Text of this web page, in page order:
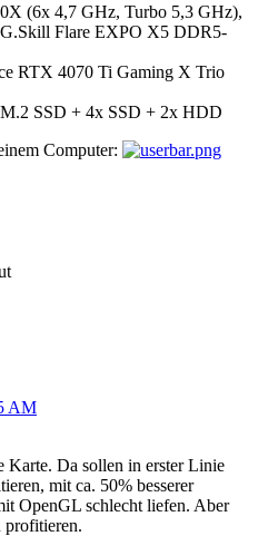
(6x 4,7 GHz, Turbo 5,3 GHz),
Flare EXPO X5 DDR5-
RTX 4070 Ti Gaming X Trio
SSD + 4x SSD + 2x HDD
Computer:
AM
Karte. Da sollen in erster Linie
mit ca. 50% besserer
OpenGL schlecht liefen. Aber
profitieren.